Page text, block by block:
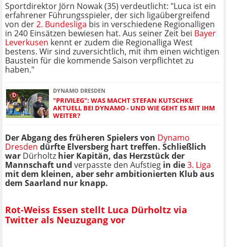
Sportdirektor Jörn Nowak (35) verdeutlicht: "Luca ist ein
erfahrener Führungsspieler, der sich ligaübergreifend
von der2. Bundesliga bis in verschiedene Regionalligen
in 240 Einsätzen bewiesen hat. Aus seiner Zeit bei Bayer
Leverkusen kennt er zudem die Regionalliga West
bestens. Wir sind zuversichtlich, mit ihm einen wichtigen
Baustein für die kommende Saison verpflichtet zu
haben."
DYNAMO DRESDEN
"PRIVILEG": WAS MACHT STEFAN KUTSCHKE
AKTUELL BEI DYNAMO - UND WIE GEHT ES MIT IHM
WEITER?
Der Abgang des früheren Spielers von Dynamo
Dresden dürfte Elversberg hart treffen. Schließlich
war Dürholtz hier Kapitän, das Herzstück der
Mannschaft und verpasste den Aufstieg in die3. Liga
mit dem kleinen, aber sehr ambitionierten Klub aus
dem Saarland nur knapp.
Rot-Weiss Essen stellt Luca Dürholtz via
Twitter als Neuzugang vor